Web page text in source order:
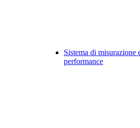
Sistema di misurazione
performance